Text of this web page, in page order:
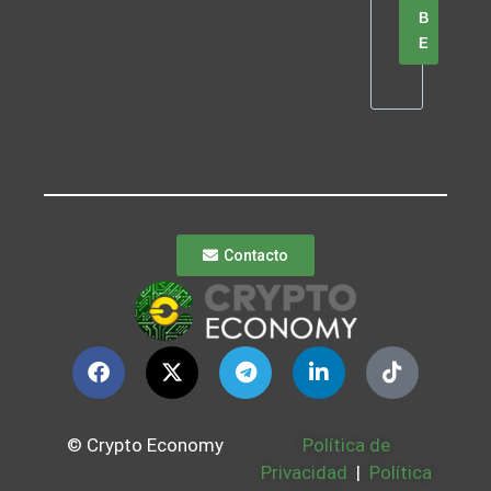
B
E
Contacto
© Crypto Economy
Política de
Privacidad | Política